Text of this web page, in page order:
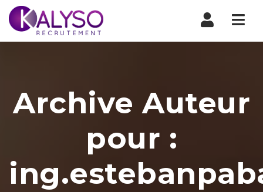
Archive Auteur
pour :